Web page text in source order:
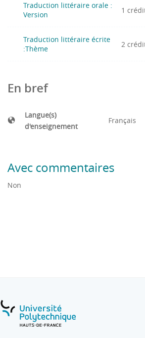
Traduction littéraire orale :
Version
1
Traduction littéraire écrite
:Thème
2
En bref
Langue(s)
d'enseignement
Français
Avec commentaires
Non